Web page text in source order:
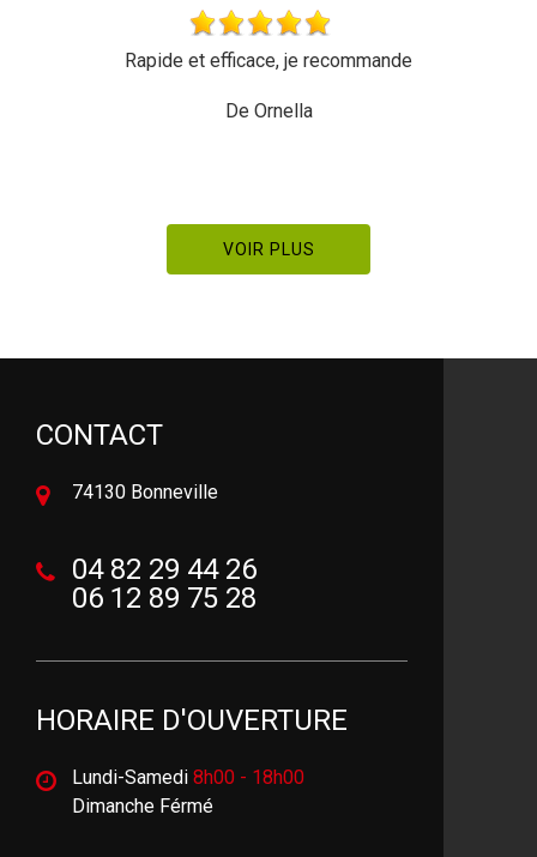
Très beau travail rien à redire Équipe
VOIR PLUS
CONTACT
74130 Bonneville
04 82 29 44 26
06 12 89 75 28
HORAIRE D'OUVERTURE
Lundi-Samedi 8h00 - 18h00
Dimanche Férmé